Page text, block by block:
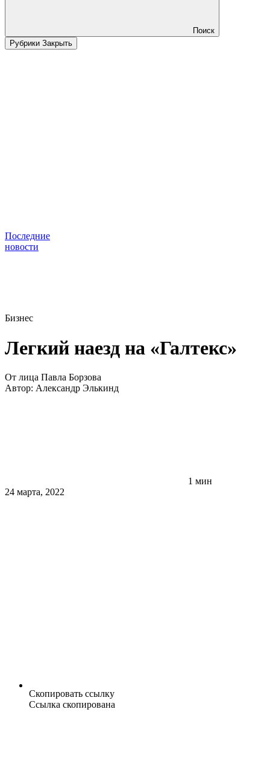
Поиск
Рубрики Закрыть
Последние
новости
Бизнес
Легкий наезд на «Галтекс»
От лица Павла Борзова
Автор: Александр Элькинд
1 мин
24 марта, 2022
Скопировать ссылку
Ссылка скопирована